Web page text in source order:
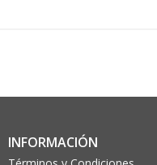
INFORMACIÓN